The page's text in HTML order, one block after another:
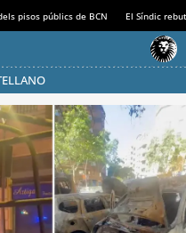
pisos públics de BCN El Síndic